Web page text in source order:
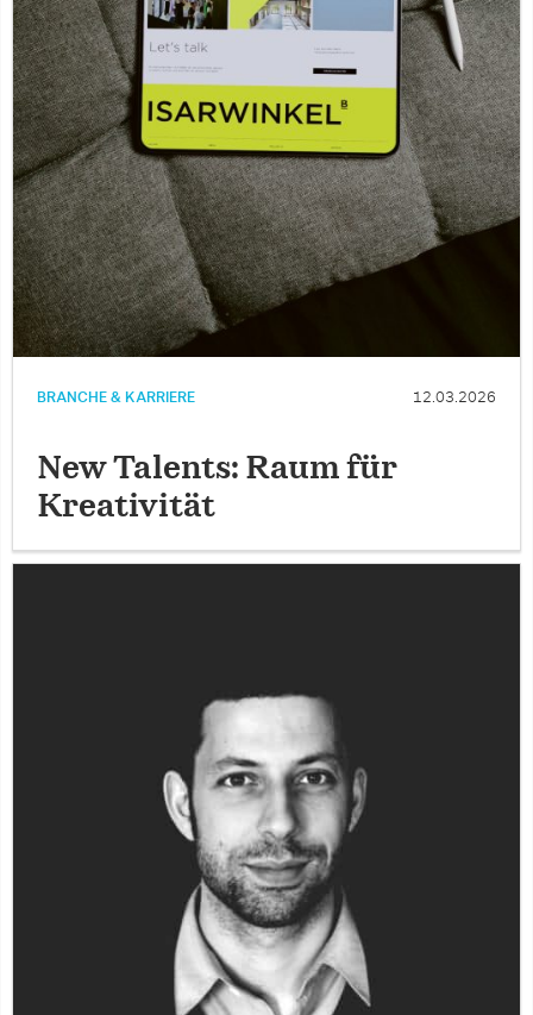
BRANCHE & KARRIERE 12.03.2026
New Talents: Raum für
Kreativität